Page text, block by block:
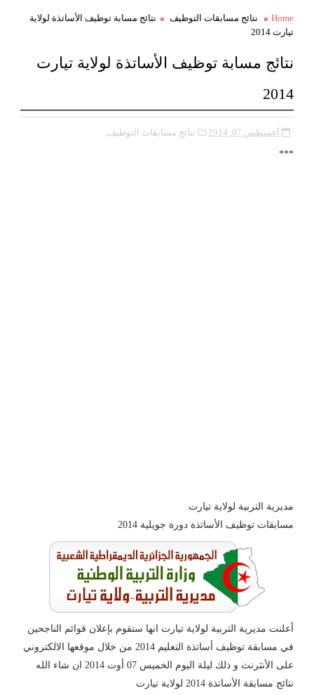
Home نتائج مسابقات التوظيف
نتائج مسابة توظيف الأساتذة لولاية
تيارت 2014
نتائج مسابة توظيف الأساتذة لولاية تيارت
2014
أغسطس 07, 2014 نتائج مسابقات التوظيف,
***
مديرية التربية لولاية تيارت
مسابقات توظيف الأساتذة دورة جويلية 2014
أعلنت مديرية التربية لولاية تيارت انها ستقوم بإعلان قوائم الناجحين
في مسابقة توظيف أساتذة التعليم 2014 من خلال موقعها الالكتروني
على الأنثرنث و ذلك ليلة اليوم الخميس 07 أوت 2014 ان شاء الله
نتائج مسابقة الأساتذة 2014 لولاية تيارت